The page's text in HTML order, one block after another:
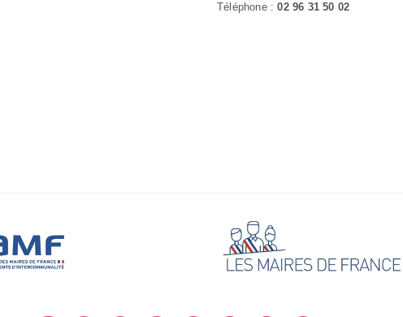
Téléphone :02 96 31 50 02